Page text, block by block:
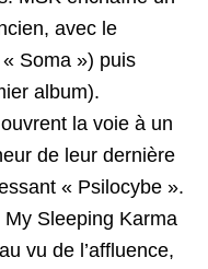
avec le
Soma ») puis
album).
la voie à un
de leur dernière
« Psilocybe ».
Sleeping Karma
vu de l’affluence,